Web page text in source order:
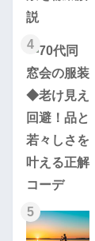
4
5